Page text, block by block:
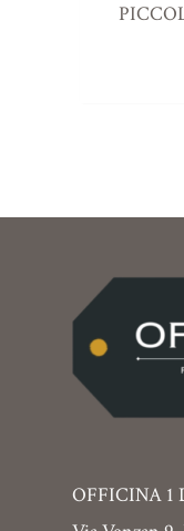
OFFICINA 1